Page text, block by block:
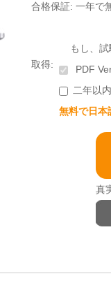
合格保証: 一年で
もし、試験を
取得:
PDF
二年以
無料で日本
真